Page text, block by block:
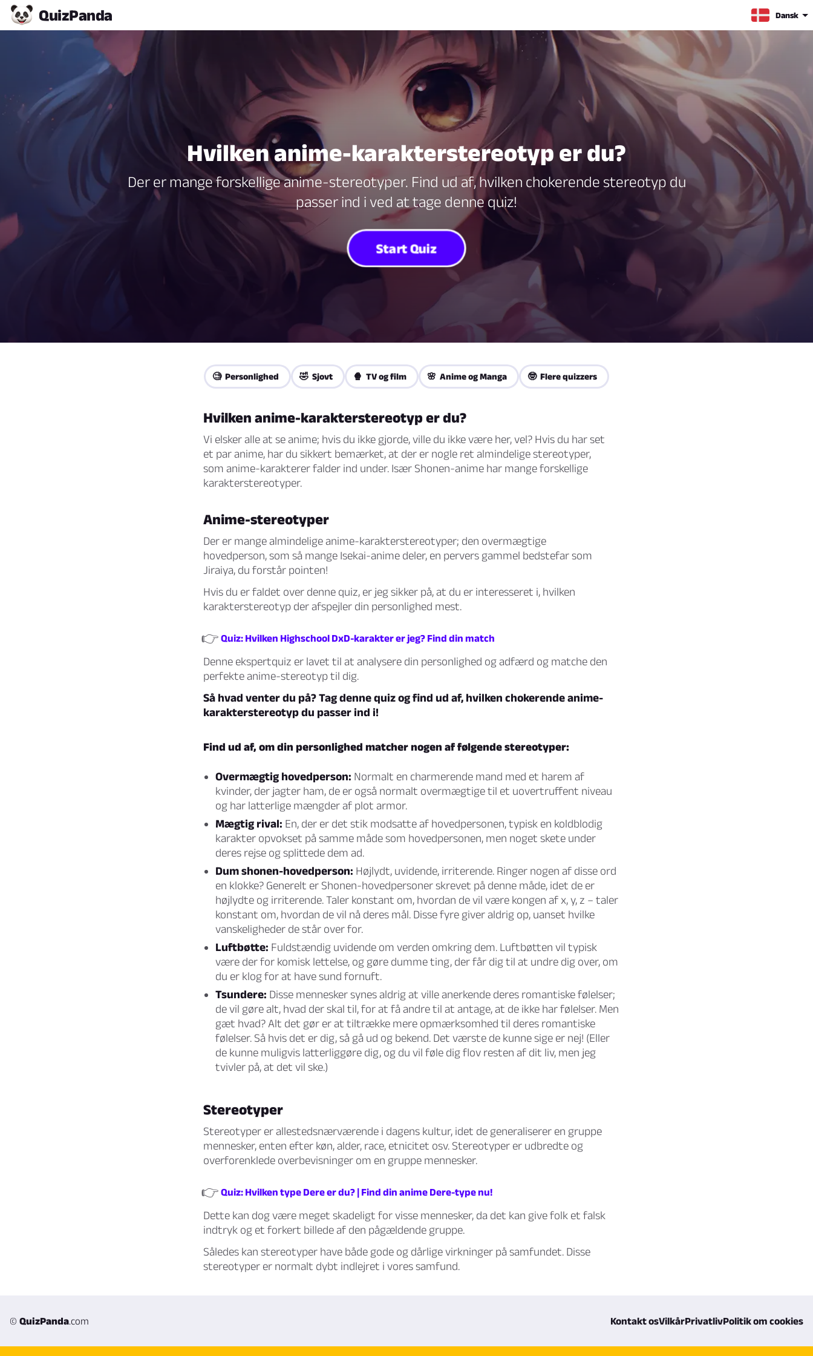
QuizPanda Dansk
Hvilken anime-karakterstereotyp er du?
Der er mange forskellige anime-stereotyper. Find ud af, hvilken chokerende stereotyp du
passer ind i ved at tage denne quiz!
Start Quiz
🧐 Personlighed 🤣 Sjovt 🍿 TV og film 🌸 Anime og Manga 🤓 Flere quizzers
Hvilken anime-karakterstereotyp er du?
Vi elsker alle at se anime; hvis du ikke gjorde, ville du ikke være her, vel? Hvis du har set
et par anime, har du sikkert bemærket, at der er nogle ret almindelige stereotyper,
som anime-karakterer falder ind under. Især Shonen-anime har mange forskellige
karakterstereotyper.
Anime-stereotyper
Der er mange almindelige anime-karakterstereotyper; den overmægtige
hovedperson, som så mange Isekai-anime deler, en pervers gammel bedstefar som
Jiraiya, du forstår pointen!
Hvis du er faldet over denne quiz, er jeg sikker på, at du er interesseret i, hvilken
karakterstereotyp der afspejler din personlighed mest.
👉 Quiz: Hvilken Highschool DxD-karakter er jeg? Find din match
Denne ekspertquiz er lavet til at analysere din personlighed og adfærd og matche den
perfekte anime-stereotyp til dig.
Så hvad venter du på? Tag denne quiz og find ud af, hvilken chokerende anime-
karakterstereotyp du passer ind i!
Find ud af, om din personlighed matcher nogen af følgende stereotyper:
Overmægtig hovedperson: Normalt en charmerende mand med et harem af
kvinder, der jagter ham, de er også normalt overmægtige til et uovertruffent niveau
og har latterlige mængder af plot armor.
Mægtig rival: En, der er det stik modsatte af hovedpersonen, typisk en koldblodig
karakter opvokset på samme måde som hovedpersonen, men noget skete under
deres rejse og splittede dem ad.
Dum shonen-hovedperson: Højlydt, uvidende, irriterende. Ringer nogen af disse ord
en klokke? Generelt er Shonen-hovedpersoner skrevet på denne måde, idet de er
højlydte og irriterende. Taler konstant om, hvordan de vil være kongen af x, y, z – taler
konstant om, hvordan de vil nå deres mål. Disse fyre giver aldrig op, uanset hvilke
vanskeligheder de står over for.
Luftbøtte: Fuldstændig uvidende om verden omkring dem. Luftbøtten vil typisk
være der for komisk lettelse, og gøre dumme ting, der får dig til at undre dig over, om
du er klog for at have sund fornuft.
Tsundere: Disse mennesker synes aldrig at ville anerkende deres romantiske følelser;
de vil gøre alt, hvad der skal til, for at få andre til at antage, at de ikke har følelser. Men
gæt hvad? Alt det gør er at tiltrække mere opmærksomhed til deres romantiske
følelser. Så hvis det er dig, så gå ud og bekend. Det værste de kunne sige er nej! (Eller
de kunne muligvis latterliggøre dig, og du vil føle dig flov resten af dit liv, men jeg
tvivler på, at det vil ske.)
Stereotyper
Stereotyper er allestedsnærværende i dagens kultur, idet de generaliserer en gruppe
mennesker, enten efter køn, alder, race, etnicitet osv. Stereotyper er udbredte og
overforenklede overbevisninger om en gruppe mennesker.
👉 Quiz: Hvilken type Dere er du? | Find din anime Dere-type nu!
Dette kan dog være meget skadeligt for visse mennesker, da det kan give folk et falsk
indtryk og et forkert billede af den pågældende gruppe.
Således kan stereotyper have både gode og dårlige virkninger på samfundet. Disse
stereotyper er normalt dybt indlejret i vores samfund.
© QuizPanda.com Kontakt osVilkårPrivatlivPolitik om cookies